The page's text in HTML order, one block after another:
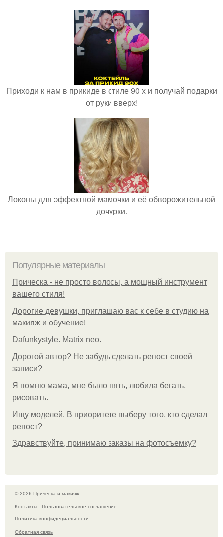
Приходи к нам в прикиде в стиле 90 х и получай подарки
от руки вверх!
Локоны для эффектной мамочки и её обворожительной
дочурки.
Популярные материалы
Прическа - не просто волосы, а мощный инструмент
вашего стиля!
Дорогие девушки, приглашаю вас к себе в студию на
макияж и обучение!
Dafunkystyle. Matrix neo.
Дорогой автор? Не забудь сделать репост своей
записи?
Я помню мама, мне было пять, любила бегать,
рисовать.
Ищу моделей. В приоритете выберу того, кто сделал
репост?
Здравствуйте, принимаю заказы на фотосъемку?
© 2026 Прическа и макияж
Контакты
Пользовательское соглашение
Политика конфидециальности
Обратная связь